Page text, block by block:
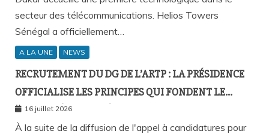
secteur des télécommunications. Helios Towers
Sénégal a officiellement…
A LA UNE NEWS
RECRUTEMENT DU DG DE L’ARTP : LA PRÉSIDENCE
OFFICIALISE LES PRINCIPES QUI FONDENT LE
RECOURS À L’APPEL À CANDIDATURES
16 juillet 2026
À la suite de la diffusion de l'appel à candidatures pour